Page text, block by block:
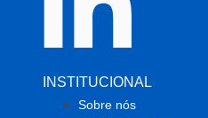
INSTITUCIONAL
Sobre nós